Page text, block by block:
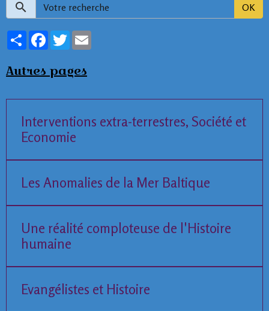
OK
PartagerFacebookTwitter
Autres pages
Interventions extra-terrestres, Société et
Economie
Les Anomalies de la Mer Baltique
Une réalité comploteuse de l'Histoire
humaine
Evangélistes et Histoire